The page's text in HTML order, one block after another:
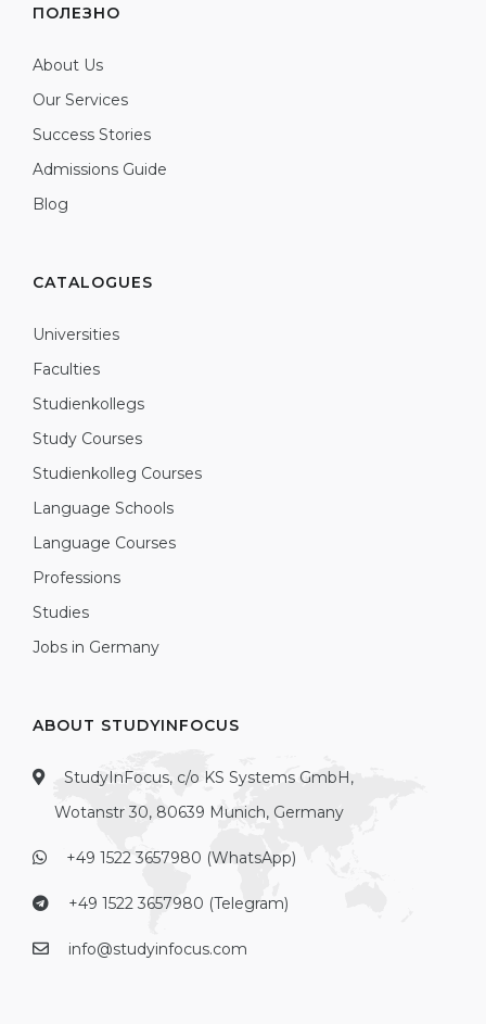
ПОЛЕЗНО
About Us
Our Services
Success Stories
Admissions Guide
Blog
CATALOGUES
Universities
Faculties
Studienkollegs
Study Courses
Studienkolleg Courses
Language Schools
Language Courses
Professions
Studies
Jobs in Germany
ABOUT STUDYINFOCUS
StudyInFocus, c/o KS Systems GmbH,
Wotanstr 30, 80639 Munich, Germany
+49 1522 3657980 (WhatsApp)
+49 1522 3657980 (Telegram)
info@studyinfocus.com